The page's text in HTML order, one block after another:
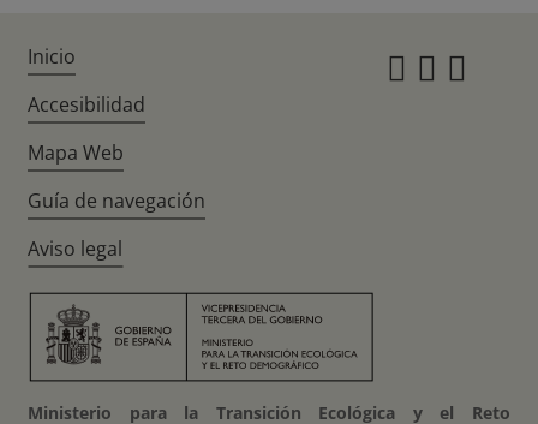
Inicio
Accesibilidad
Mapa Web
Guía de navegación
Aviso legal
Ministerio para la Transición Ecológica y el Reto